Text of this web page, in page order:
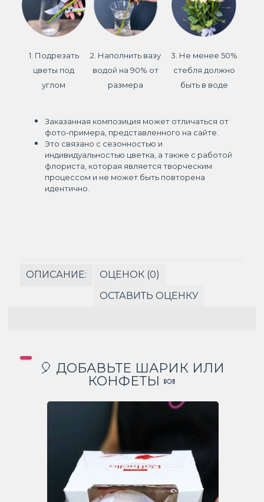
1. Подрезать
цветы под
углом
2. Наполнить вазу
водой на 90% от
размера
3. Не менее 50%
стебля должно
быть в воде
Заказанная композиция может отличаться от
фото-примера, представленного на сайте.
Это связано с сезонностью и
индивидуальностью цветка, а также с работой
флориста, которая является творческим
процессом и не может быть повторена
идентично.
ОПИСАНИЕ:
ОЦЕНОК (0)
ОСТАВИТЬ ОЦЕНКУ
🎈 ДОБАВЬТЕ ШАРИК ИЛИ
КОНФЕТЫ 🍬